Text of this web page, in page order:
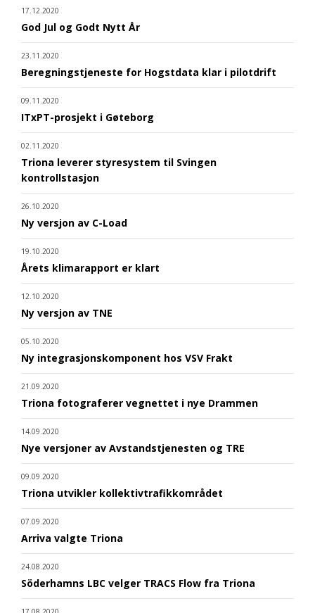
17.12.2020
God Jul og Godt Nytt År
23.11.2020
Beregningstjeneste for Hogstdata klar i pilotdrift
09.11.2020
ITxPT-prosjekt i Gøteborg
02.11.2020
Triona leverer styresystem til Svingen
kontrollstasjon
26.10.2020
Ny versjon av C-Load
19.10.2020
Årets klimarapport er klart
12.10.2020
Ny versjon av TNE
05.10.2020
Ny integrasjonskomponent hos VSV Frakt
21.09.2020
Triona fotograferer vegnettet i nye Drammen
14.09.2020
Nye versjoner av Avstandstjenesten og TRE
09.09.2020
Triona utvikler kollektivtrafikkområdet
07.09.2020
Arriva valgte Triona
24.08.2020
Söderhamns LBC velger TRACS Flow fra Triona